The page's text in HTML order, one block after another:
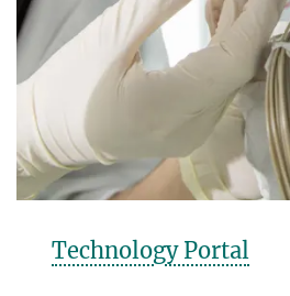
Technology Portal